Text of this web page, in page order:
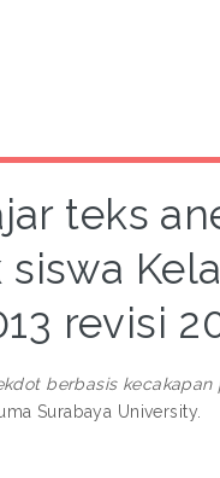
teks
revisi
berbasis
Surabaya University.